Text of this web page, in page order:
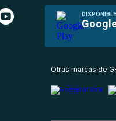
Otras marcas de